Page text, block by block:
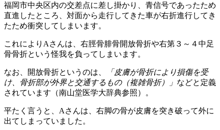
福岡市中央区内の交差点に差し掛かり、青信号であったため
直進したところ、対面から走行してきた車が右折進行してき
たため衝突してしまいます。
これによりAさんは、右脛骨腓骨開放骨折や右第３～４中足
骨骨折という怪我を負ってしまいます。
なお、開放骨折というのは、
「皮膚が骨折により損傷を受
け、骨折部が外界と交通するもの（複雑骨折）」 などと定義
されています（南山堂医学大辞典参照）。
平たく言うと、Aさんは、右脚の骨が皮膚を突き破って外に
出てしまっていました。